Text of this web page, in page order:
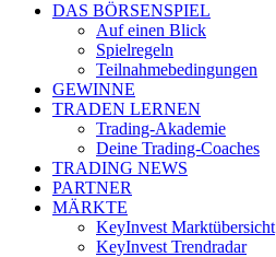
DAS BÖRSENSPIEL
Auf einen Blick
Spielregeln
Teilnahmebedingungen
GEWINNE
TRADEN LERNEN
Trading-Akademie
Deine Trading-Coaches
TRADING NEWS
PARTNER
MÄRKTE
KeyInvest Marktübersicht
KeyInvest Trendradar